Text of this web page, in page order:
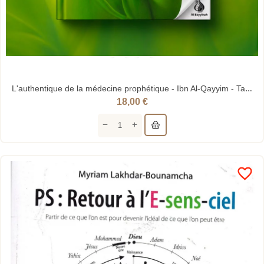
L'authentique de la médecine prophétique - Ibn Al-Qayyim - Tawbah
18,00 €
favorite_border